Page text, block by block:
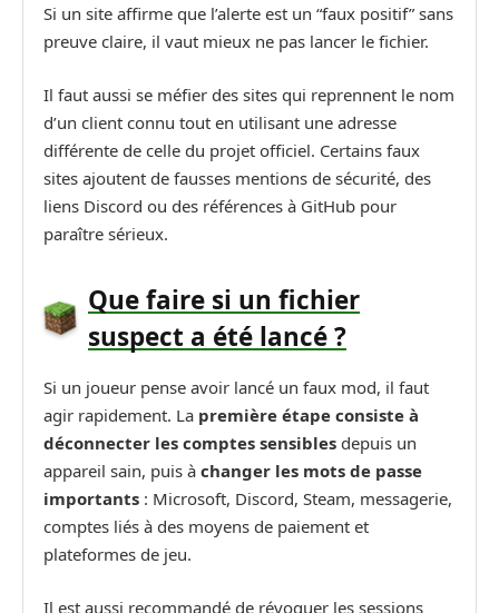
Si un site affirme que l’alerte est un “faux positif” sans
preuve claire, il vaut mieux ne pas lancer le fichier.
Il faut aussi se méfier des sites qui reprennent le nom
d’un client connu tout en utilisant une adresse
différente de celle du projet officiel. Certains faux
sites ajoutent de fausses mentions de sécurité, des
liens Discord ou des références à GitHub pour
paraître sérieux.
Que faire si un fichier
suspect a été lancé ?
Si un joueur pense avoir lancé un faux mod, il faut
agir rapidement. La première étape consiste à
déconnecter les comptes sensibles depuis un
appareil sain, puis à changer les mots de passe
importants : Microsoft, Discord, Steam, messagerie,
comptes liés à des moyens de paiement et
plateformes de jeu.
Il est aussi recommandé de révoquer les sessions